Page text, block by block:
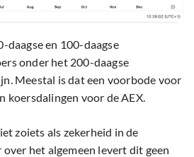
daagse en 100-daagse
onder het 200-daagse
Meestal is dat een voorbode voor
koersdalingen voor de AEX.
zoiets als zekerheid in de
het algemeen levert dit geen